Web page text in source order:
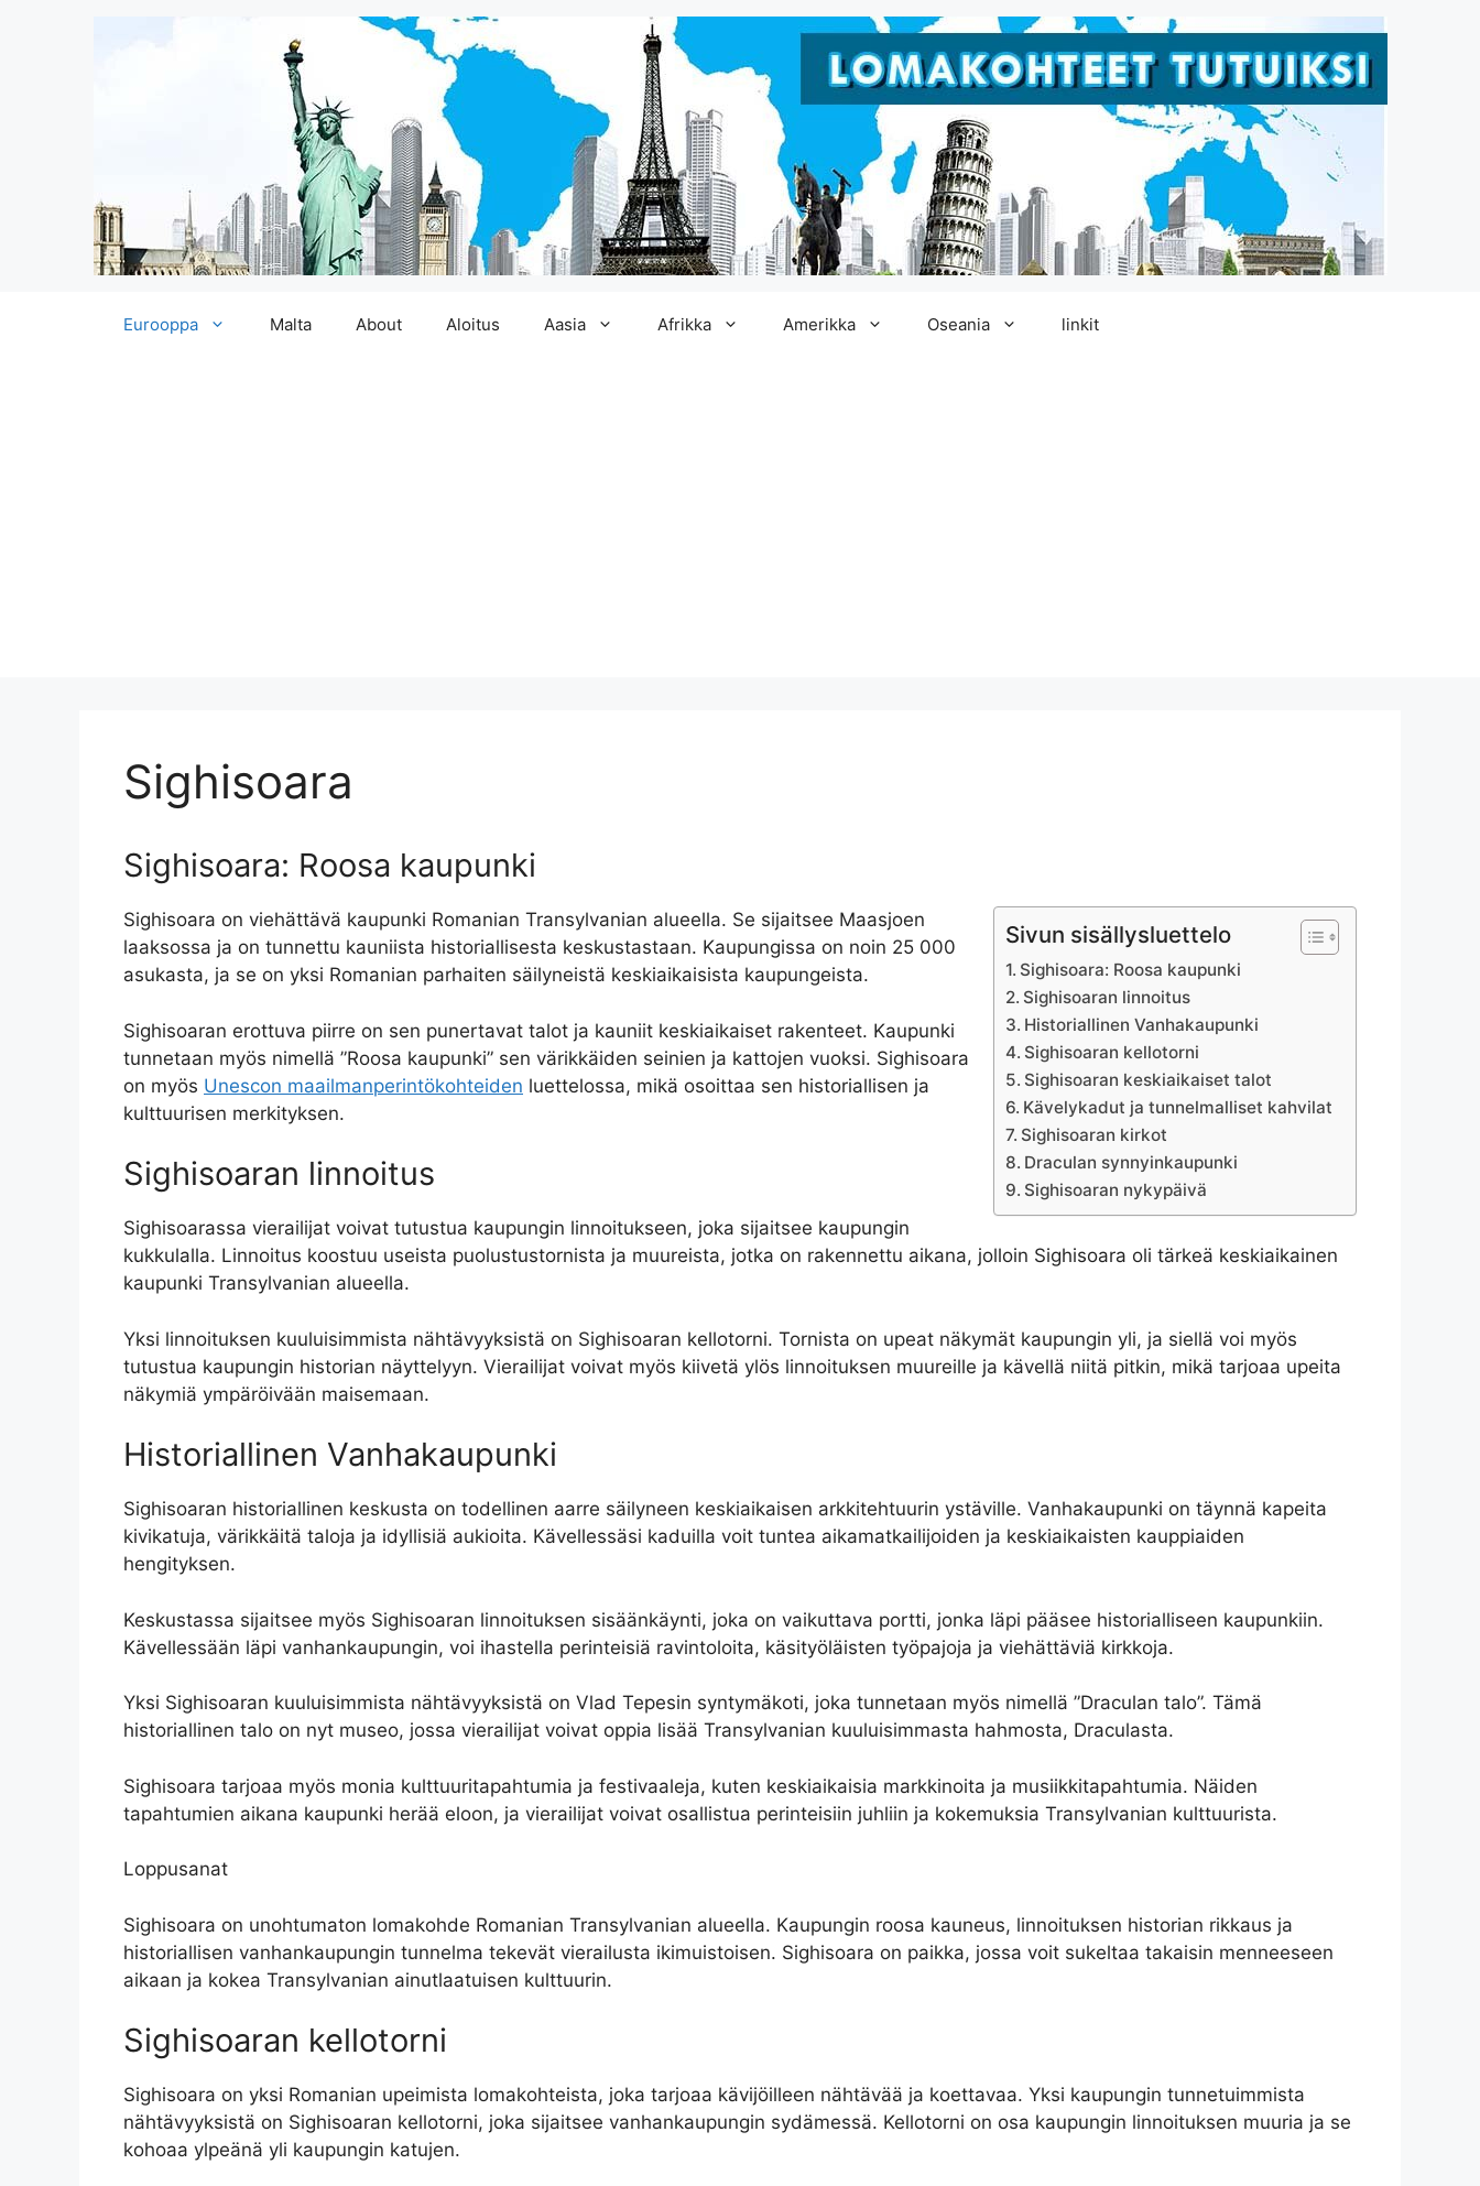
Eurooppa Malta About Aloitus Aasia Afrikka Amerikka Oseania linkit
Sighisoara
Sighisoara: Roosa kaupunki
Sivun sisällysluettelo
Sighisoara: Roosa kaupunki
Sighisoaran linnoitus
Historiallinen Vanhakaupunki
Sighisoaran kellotorni
Sighisoaran keskiaikaiset talot
Kävelykadut ja tunnelmalliset kahvilat
Sighisoaran kirkot
Draculan synnyinkaupunki
Sighisoaran nykypäivä
Sighisoara on viehättävä kaupunki Romanian Transylvanian alueella. Se sijaitsee Maasjoen
laaksossa ja on tunnettu kauniista historiallisesta keskustastaan. Kaupungissa on noin 25 000
asukasta, ja se on yksi Romanian parhaiten säilyneistä keskiaikaisista kaupungeista.
Sighisoaran erottuva piirre on sen punertavat talot ja kauniit keskiaikaiset rakenteet. Kaupunki
tunnetaan myös nimellä ”Roosa kaupunki” sen värikkäiden seinien ja kattojen vuoksi. Sighisoara
on myös Unescon maailmanperintökohteiden luettelossa, mikä osoittaa sen historiallisen ja
kulttuurisen merkityksen.
Sighisoaran linnoitus
Sighisoarassa vierailijat voivat tutustua kaupungin linnoitukseen, joka sijaitsee kaupungin
kukkulalla. Linnoitus koostuu useista puolustustornista ja muureista, jotka on rakennettu aikana, jolloin Sighisoara oli tärkeä keskiaikainen
kaupunki Transylvanian alueella.
Yksi linnoituksen kuuluisimmista nähtävyyksistä on Sighisoaran kellotorni. Tornista on upeat näkymät kaupungin yli, ja siellä voi myös
tutustua kaupungin historian näyttelyyn. Vierailijat voivat myös kiivetä ylös linnoituksen muureille ja kävellä niitä pitkin, mikä tarjoaa upeita
näkymiä ympäröivään maisemaan.
Historiallinen Vanhakaupunki
Sighisoaran historiallinen keskusta on todellinen aarre säilyneen keskiaikaisen arkkitehtuurin ystäville. Vanhakaupunki on täynnä kapeita
kivikatuja, värikkäitä taloja ja idyllisiä aukioita. Kävellessäsi kaduilla voit tuntea aikamatkailijoiden ja keskiaikaisten kauppiaiden
hengityksen.
Keskustassa sijaitsee myös Sighisoaran linnoituksen sisäänkäynti, joka on vaikuttava portti, jonka läpi pääsee historialliseen kaupunkiin.
Kävellessään läpi vanhankaupungin, voi ihastella perinteisiä ravintoloita, käsityöläisten työpajoja ja viehättäviä kirkkoja.
Yksi Sighisoaran kuuluisimmista nähtävyyksistä on Vlad Tepesin syntymäkoti, joka tunnetaan myös nimellä ”Draculan talo”. Tämä
historiallinen talo on nyt museo, jossa vierailijat voivat oppia lisää Transylvanian kuuluisimmasta hahmosta, Draculasta.
Sighisoara tarjoaa myös monia kulttuuritapahtumia ja festivaaleja, kuten keskiaikaisia markkinoita ja musiikkitapahtumia. Näiden
tapahtumien aikana kaupunki herää eloon, ja vierailijat voivat osallistua perinteisiin juhliin ja kokemuksia Transylvanian kulttuurista.
Loppusanat
Sighisoara on unohtumaton lomakohde Romanian Transylvanian alueella. Kaupungin roosa kauneus, linnoituksen historian rikkaus ja
historiallisen vanhankaupungin tunnelma tekevät vierailusta ikimuistoisen. Sighisoara on paikka, jossa voit sukeltaa takaisin menneeseen
aikaan ja kokea Transylvanian ainutlaatuisen kulttuurin.
Sighisoaran kellotorni
Sighisoara on yksi Romanian upeimista lomakohteista, joka tarjoaa kävijöilleen nähtävää ja koettavaa. Yksi kaupungin tunnetuimmista
nähtävyyksistä on Sighisoaran kellotorni, joka sijaitsee vanhankaupungin sydämessä. Kellotorni on osa kaupungin linnoituksen muuria ja se
kohoaa ylpeänä yli kaupungin katujen.